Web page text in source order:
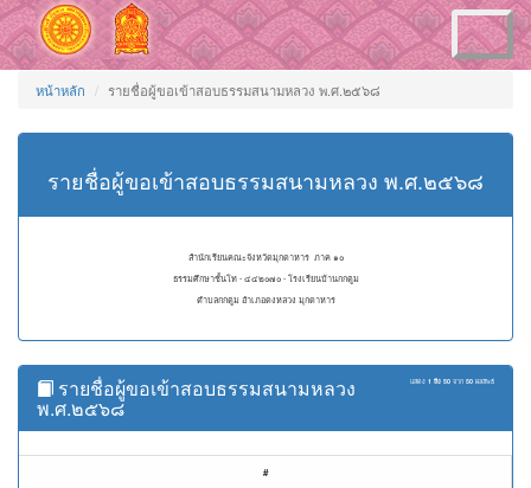
Toggle
navigation
หน้าหลัก รายชื่อผู้ขอเข้าสอบธรรมสนามหลวง พ.ศ.๒๕๖๘
รายชื่อผู้ขอเข้าสอบธรรมสนามหลวง พ.ศ.๒๕๖๘
สำนักเรียนคณะจังหวัดมุกดาหาร ภาค ๑๐
ธรรมศึกษาชั้นโท - ๔๔๒๐๗๐ - โรงเรียนบ้านกกตูม
ตำบลกกตูม อำเภอดงหลวง มุกดาหาร
แสดง 1 ถึง 50 จาก 50 ผลลัพธ์
รายชื่อผู้ขอเข้าสอบธรรมสนามหลวง
พ.ศ.๒๕๖๘
#